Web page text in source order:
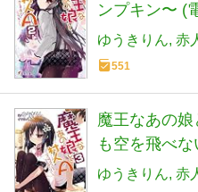
ンプキン〜 (
ゆうきりん 赤
551
魔王なあの
も空を飛べ
ゆうきりん 赤